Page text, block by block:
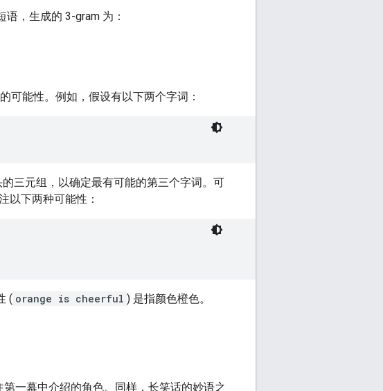
语，生成的 3-gram 为：
可能性。例如，假设有以下两个字词：
的三元组，以确定最有可能的第三个字词。可
以下两种可能性：
( orange is cheerful ) 是指颜色橙色。
一幕中介绍的角色。同样，长笑话的妙语之